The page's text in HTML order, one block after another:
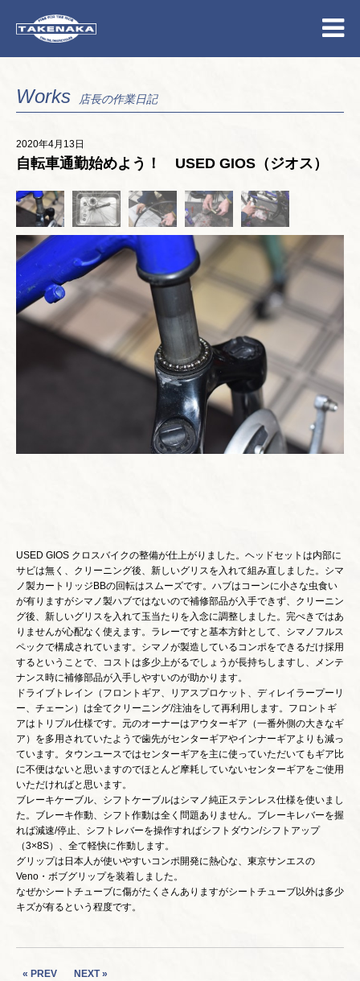
Works 店長の作業日記
2020年4月13日
自転車通勤始めよう！ USED GIOS（ジオス）
USED GIOS クロスバイクの整備が仕上がりました。ヘッドセットは内部に
サビは無く、クリーニング後、新しいグリスを入れて組み直しました。シマ
ノ製カートリッジBBの回転はスムーズです。ハブはコーンに小さな虫食い
が有りますがシマノ製ハブではないので補修部品が入手できず、クリーニン
グ後、新しいグリスを入れて玉当たりを入念に調整しました。完ぺきではあ
りませんが心配なく使えます。ラレーですと基本方針として、シマノフルス
ペックで構成されています。シマノが製造しているコンポをできるだけ採用
するということで、コストは多少上がるでしょうが長持ちしますし、メンテ
ナンス時に補修部品が入手しやすいのが助かります。
ドライブトレイン（フロントギア、リアスプロケット、ディレイラープーリ
ー、チェーン）は全てクリーニング/注油をして再利用します。フロントギ
アはトリプル仕様です。元のオーナーはアウターギア（一番外側の大きなギ
ア）を多用されていたようで歯先がセンターギアやインナーギアよりも減っ
ています。タウンユースではセンターギアを主に使っていただいてもギア比
に不便はないと思いますのでほとんど摩耗していないセンターギアをご使用
いただければと思います。
ブレーキケーブル、シフトケーブルはシマノ純正ステンレス仕様を使いまし
た。ブレーキ作動、シフト作動は全く問題ありません。ブレーキレバーを握
れば減速/停止、シフトレバーを操作すればシフトダウン/シフトアップ
（3×8S）、全て軽快に作動します。
グリップは日本人が使いやすいコンポ開発に熱心な、東京サンエスの
Veno・ボブグリップを装着しました。
なぜかシートチューブに傷がたくさんありますがシートチューブ以外は多少
キズが有るという程度です。
« PREV
NEXT »